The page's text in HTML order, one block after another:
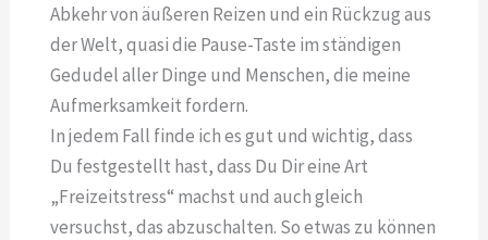
Abkehr von äußeren Reizen und ein Rückzug aus
der Welt, quasi die Pause-Taste im ständigen
Gedudel aller Dinge und Menschen, die meine
Aufmerksamkeit fordern.
In jedem Fall finde ich es gut und wichtig, dass
Du festgestellt hast, dass Du Dir eine Art
„Freizeitstress“ machst und auch gleich
versuchst, das abzuschalten. So etwas zu können